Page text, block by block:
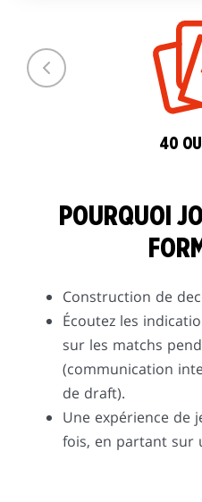
40
POURQUOI
Construction de
Écoutez les
sur les matchs
(communication
de draft).
Une expérience de
fois, en partant sur